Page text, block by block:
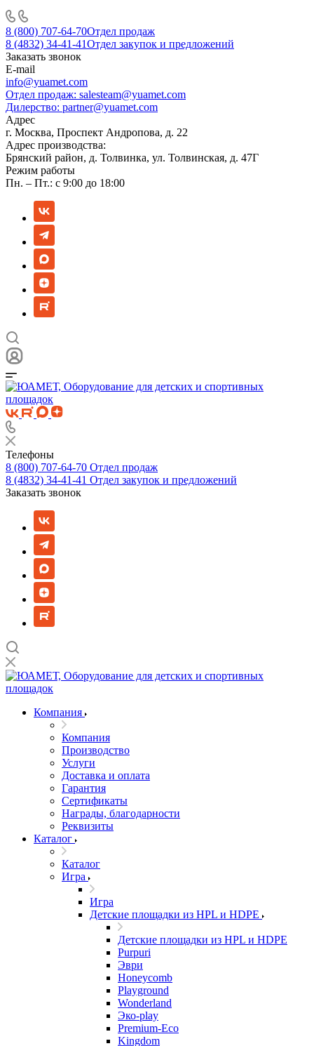
8 (800) 707-64-70Отдел продаж
8 (4832) 34-41-41Отдел закупок и предложений
Заказать звонок
E-mail
info@yuamet.com
Отдел продаж: salesteam@yuamet.com
Дилерство: partner@yuamet.com
Адрес
г. Москва, Проспект Андропова, д. 22
Адрес производства:
Брянский район, д. Толвинка, ул. Толвинская, д. 47Г
Режим работы
Пн. – Пт.: с 9:00 до 18:00
Телефоны
8 (800) 707-64-70 Отдел продаж
8 (4832) 34-41-41 Отдел закупок и предложений
Заказать звонок
Компания
Компания
Производство
Услуги
Доставка и оплата
Гарантия
Сертификаты
Награды, благодарности
Реквизиты
Каталог
Каталог
Игра
Игра
Детские площадки из HPL и HDPE
Детские площадки из HPL и HDPE
Purpuri
Эври
Honeycomb
Playground
Wonderland
Эко-play
Premium-Eco
Kingdom